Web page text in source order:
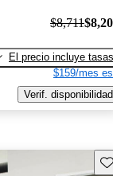
$8,711
El precio incluye tasas
$159/mes
Verif. disponibilidad